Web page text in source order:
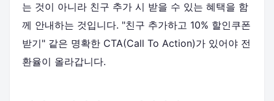
는 것이 아니라 친구 추가 시 받을 수 있는 혜택을 함
께 안내하는 것입니다. "친구 추가하고 10% 할인쿠폰
받기" 같은 명확한 CTA(Call To Action)가 있어야 전
환율이 올라갑니다.